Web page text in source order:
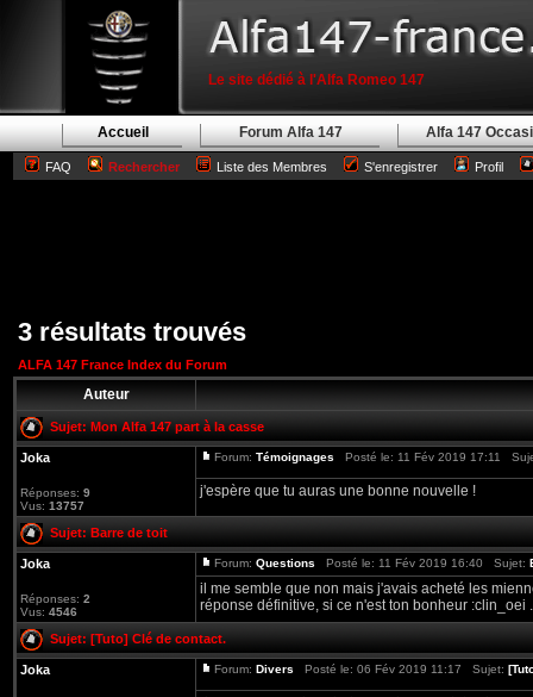
Le site dédié à l'Alfa Romeo 147
Accueil Forum Alfa 147 Alfa 147
FAQ Rechercher Liste des Membres S'enregistrer Profil
3 résultats trouvés
ALFA 147 France Index du Forum
Auteur
Sujet: Mon Alfa 147 part à la casse
Joka
Réponses: 9
Vus: 13757
Forum: Témoignages Posté le: 11 Fév 2019 17:11
j'espère que tu auras une bonne nouvelle !
Sujet: Barre de toit
Joka
Réponses: 2
Vus: 4546
Forum: Questions Posté le: 11 Fév 2019 16:40 Sujet:
il me semble que non mais j'avais acheté les
réponse définitive, si ce n'est ton bonheur :clin_oei
Sujet: [Tuto] Clé de contact.
Joka Forum: Divers Posté le: 06 Fév 2019 11:17 Sujet: